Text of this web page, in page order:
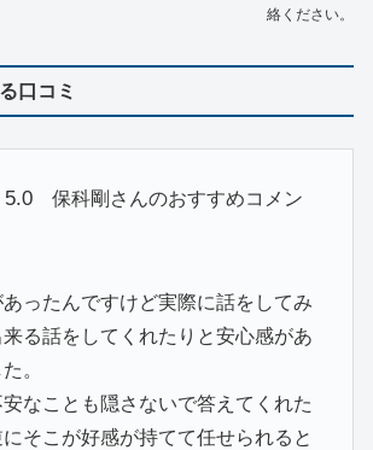
絡ください。
口コミ
5.0保科剛さんのおすすめコメン
ったんですけど実際に話をしてみ
る話をしてくれたりと安心感があ
。
なことも隠さないで答えてくれた
そこが好感が持てて任せられると